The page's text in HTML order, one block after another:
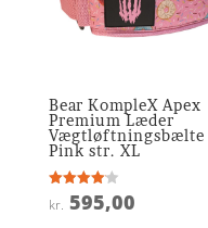
Bear KompleX Apex
Premium Læder
Vægtløftningsbælte
Pink str. XL
Vurderet
4.1
kr. 595,00